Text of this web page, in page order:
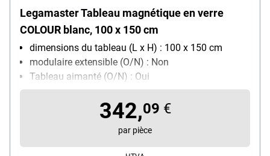
Legamaster Tableau magnétique en verre
COLOUR blanc, 100 x 150 cm
dimensions du tableau (L x H) : 100 x 150 cm
modulaire extensible (O/N) : Non
Tableau aimanté (O/N) : Oui
Avec porte-marqueurs : Non
342,09 €
par pièce